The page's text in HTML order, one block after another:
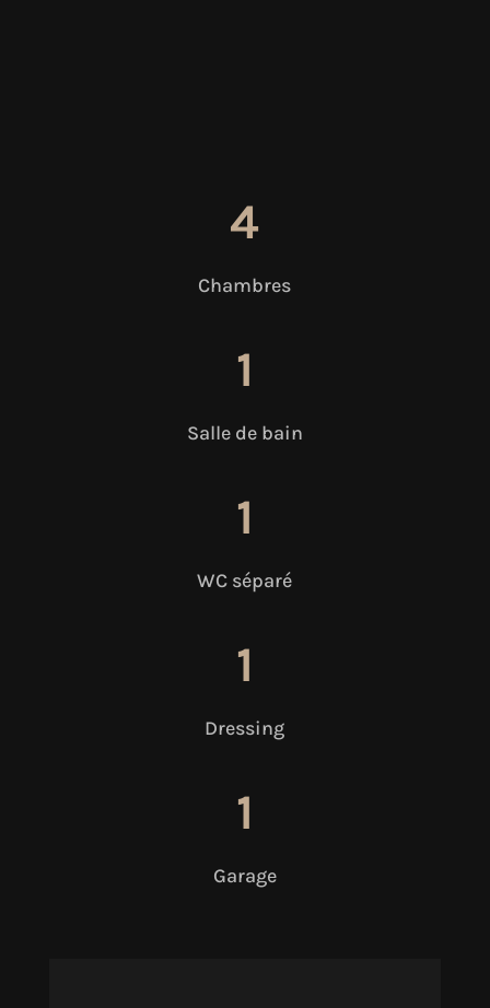
4
Chambres
1
Salle de bain
1
WC séparé
1
Dressing
1
Garage